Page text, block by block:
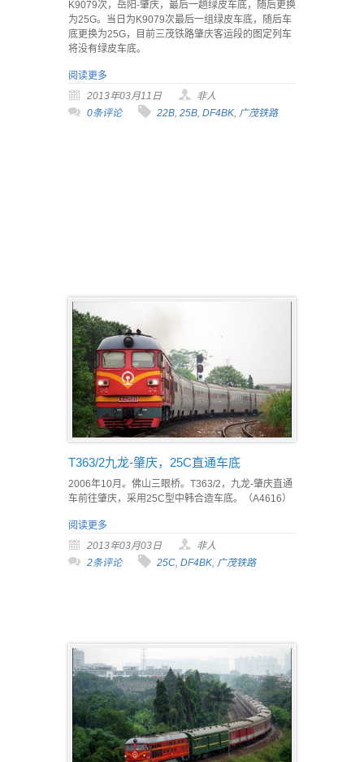
K9079次，岳阳-肇庆，最后一趟绿皮车底，随后更换
为25G。当日为K9079次最后一组绿皮车底，随后车
底更换为25G，目前三茂铁路肇庆客运段的图定列车
将没有绿皮车底。
阅读更多
2013年03月11日
非人
0条评论
22B, 25B, DF4BK, 广茂铁路
T363/2九龙-肇庆，25C直通车底
2006年10月。佛山三眼桥。T363/2，九龙-肇庆直通
车前往肇庆，采用25C型中韩合造车底。（A4616）
阅读更多
2013年03月03日
非人
2条评论
25C, DF4BK, 广茂铁路